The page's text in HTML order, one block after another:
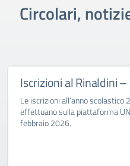
Circolari,
Iscrizioni al Rinaldini –
Le iscrizioni all’anno
effettuano sulla piattaforma
febbraio 2026.